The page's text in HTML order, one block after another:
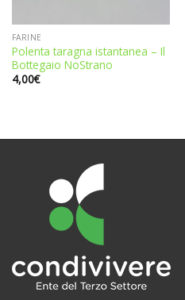
FARINE
Polenta taragna istantanea – Il
Bottegaio NoStrano
4,00€